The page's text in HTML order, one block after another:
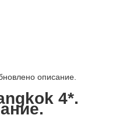
описание.
4*.